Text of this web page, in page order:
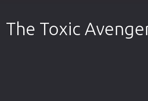
Δράσης
The Toxic